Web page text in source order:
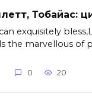
Тобайас:
exquisitely
the marvellous of
0 20